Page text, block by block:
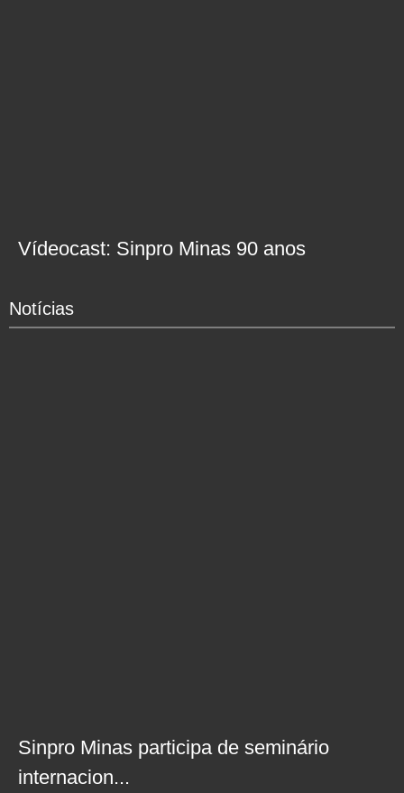
Vídeocast: Sinpro Minas 90 anos
Notícias
Sinpro Minas participa de seminário
internacion...